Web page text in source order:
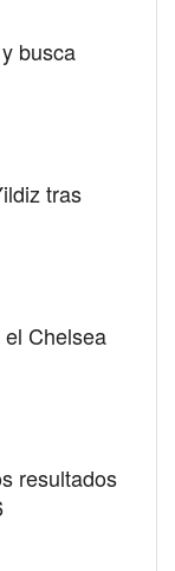
busca
tras
Chelsea
resultados